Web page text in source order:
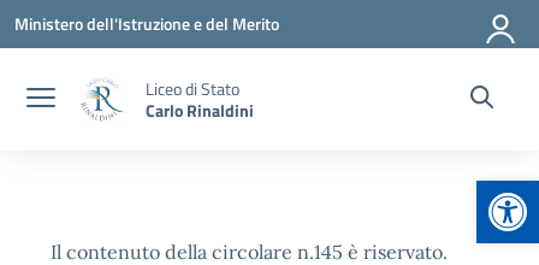
Vai ai contenuti
Vai al menu di navigazione
Vai al footer
Ministero dell'Istruzione e del Merito
Liceo di Stato
Carlo Rinaldini
Il contenuto della circolare n.145 è riservato.